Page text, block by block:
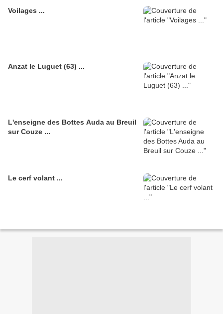
Voilages ...
Anzat le Luguet (63) ...
L'enseigne des Bottes Auda au Breuil
sur Couze ...
Le cerf volant ...